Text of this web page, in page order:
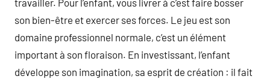
travailler. Pour l’enfant, vous livrer à c’est faire bosser
son bien-être et exercer ses forces. Le jeu est son
domaine professionnel normale, c’est un élément
important à son floraison. En investissant, l’enfant
développe son imagination, sa esprit de création : il fait